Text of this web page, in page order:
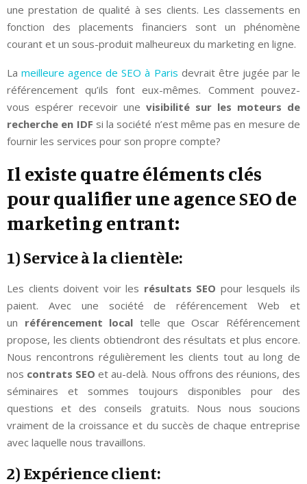
une prestation de qualité à ses clients. Les classements en
fonction des placements financiers sont un phénomène
courant et un sous-produit malheureux du marketing en ligne.
Lameilleure agence de SEO à Paris devrait être jugée par le
référencement qu’ils font eux-mêmes. Comment pouvez-
vous espérer recevoir une visibilité sur les moteurs de
recherche en IDF si la société n’est même pas en mesure de
fournir les services pour son propre compte?
Il existe quatre éléments clés
pour qualifier une agence SEO de
marketing entrant:
1) Service à la clientèle:
Les clients doivent voir les résultats SEO pour lesquels ils
paient. Avec une société de référencement Web et
un référencement local telle que Oscar Référencement
propose, les clients obtiendront des résultats et plus encore.
Nous rencontrons régulièrement les clients tout au long de
nos contrats SEO et au-delà. Nous offrons des réunions, des
séminaires et sommes toujours disponibles pour des
questions et des conseils gratuits. Nous nous soucions
vraiment de la croissance et du succès de chaque entreprise
avec laquelle nous travaillons.
2) Expérience client: